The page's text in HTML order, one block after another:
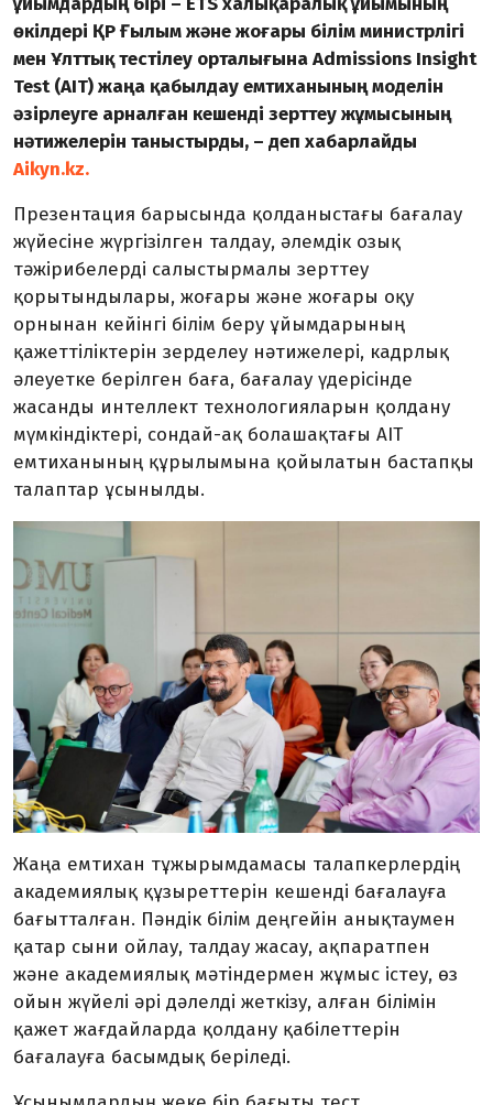
өкілдері ҚР Ғылым және жоғары білім министрлігі
мен Ұлттық тестілеу орталығына Admissions Insight
Test (AIT) жаңа қабылдау емтиханының моделін
әзірлеуге арналған кешенді зерттеу жұмысының
нәтижелерін таныстырды, – деп хабарлайды
Aikyn.kz.
Презентация барысында қолданыстағы бағалау
жүйесіне жүргізілген талдау, әлемдік озық
тәжірибелерді салыстырмалы зерттеу
қорытындылары, жоғары және жоғары оқу
орнынан кейінгі білім беру ұйымдарының
қажеттіліктерін зерделеу нәтижелері, кадрлық
әлеуетке берілген баға, бағалау үдерісінде
жасанды интеллект технологияларын қолдану
мүмкіндіктері, сондай-ақ болашақтағы AIT
емтиханының құрылымына қойылатын бастапқы
талаптар ұсынылды.
Жаңа емтихан тұжырымдамасы талапкерлердің
академиялық құзыреттерін кешенді бағалауға
бағытталған. Пәндік білім деңгейін анықтаумен
қатар сыни ойлау, талдау жасау, ақпаратпен
және академиялық мәтіндермен жұмыс істеу, өз
ойын жүйелі әрі дәлелді жеткізу, алған білімін
қажет жағдайларда қолдану қабілеттерін
бағалауға басымдық беріледі.